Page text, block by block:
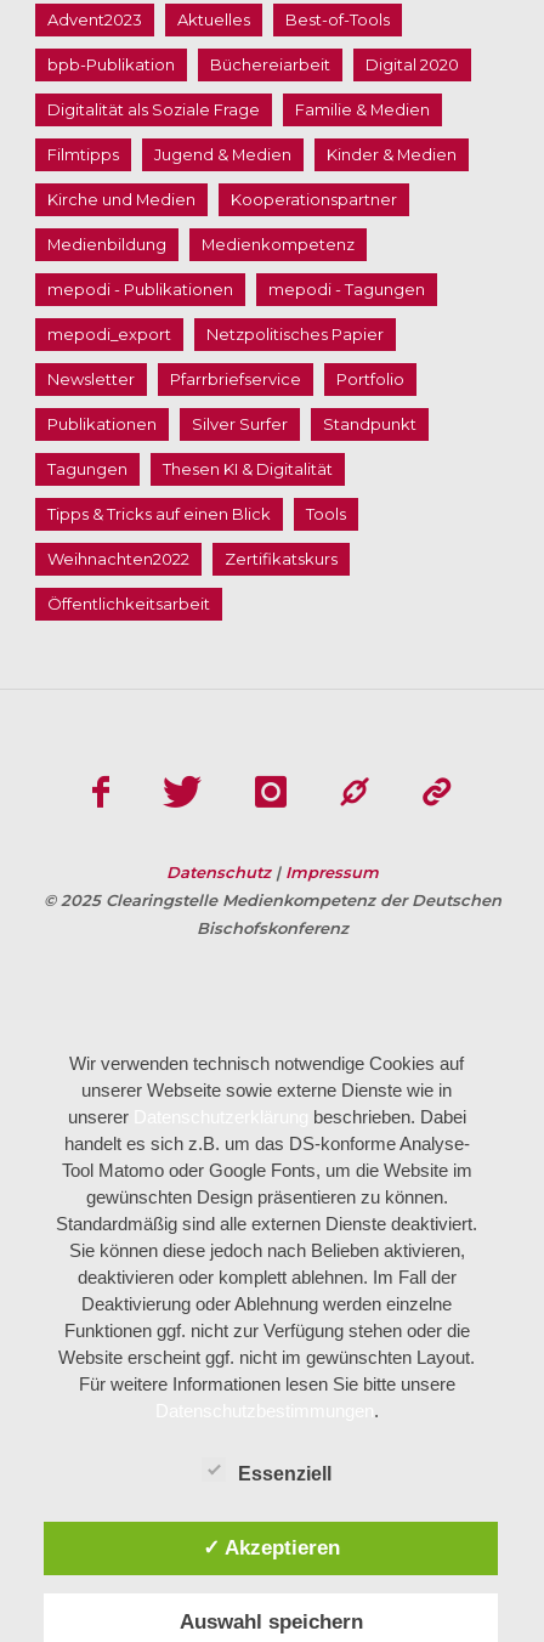
Advent2023 Aktuelles Best-of-Tools
bpb-Publikation Büchereiarbeit Digital 2020
Digitalität als Soziale Frage Familie & Medien
Filmtipps Jugend & Medien Kinder & Medien
Kirche und Medien Kooperationspartner
Medienbildung Medienkompetenz
mepodi - Publikationen mepodi - Tagungen
mepodi_export Netzpolitisches Papier
Newsletter Pfarrbriefservice Portfolio
Publikationen Silver Surfer Standpunkt
Tagungen Thesen KI & Digitalität
Tipps & Tricks auf einen Blick Tools
Weihnachten2022 Zertifikatskurs
Öffentlichkeitsarbeit
Datenschutz | Impressum
© 2025 Clearingstelle Medienkompetenz der Deutschen
Bischofskonferenz
Wir verwenden technisch notwendige Cookies auf
unserer Webseite sowie externe Dienste wie in
unserer
beschrieben. Dabei
handelt es sich z.B. um das DS-konforme Analyse-
Tool Matomo oder Google Fonts, um die Website im
gewünschten Design präsentieren zu können.
Standardmäßig sind alle externen Dienste deaktiviert.
Sie können diese jedoch nach Belieben aktivieren,
deaktivieren oder komplett ablehnen. Im Fall der
Deaktivierung oder Ablehnung werden einzelne
Funktionen ggf. nicht zur Verfügung stehen oder die
Website erscheint ggf. nicht im gewünschten Layout.
Für weitere Informationen lesen Sie bitte unsere
.
Essenziell
✓ Akzeptieren
Auswahl speichern